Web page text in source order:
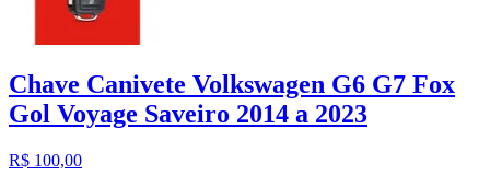
Chave Canivete Volkswagen G6 G7 Fox
Gol Voyage Saveiro 2014 a 2023
R$ 100,00